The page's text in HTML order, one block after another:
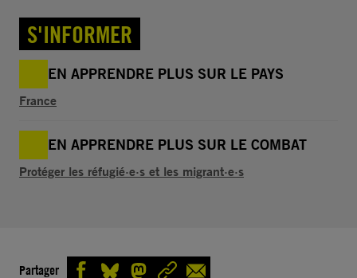
S'INFORMER
EN APPRENDRE PLUS SUR LE PAYS
France
EN APPRENDRE PLUS SUR LE COMBAT
Protéger les réfugié·e·s et les migrant·e·s
Partager